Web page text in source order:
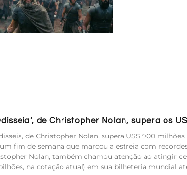
de Christopher Nolan, supera os
de Christopher Nolan, supera US$ 900
fim de semana que marcou a estreia com
Nolan, também chamou atenção ao atingir
na cotação atual) em sua bilheteria mundial